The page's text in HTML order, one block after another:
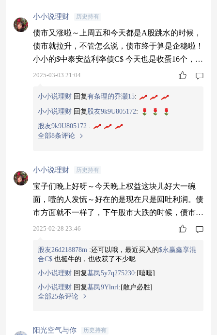
小小说理财 历史持有
债市又涨啦～上周五和今天都是A股跳水的时候，
债市就拉升，不管怎么说，债市终于算是企稳啦！
小小的$中泰安益利率债C$ 今天也是收蛋16个，
$中泰安弘债券C$ 也收蛋11个，固收+那边$中泰双
是进入反弹阶段啦～
#债市缘何突发跳水？该
怎么办？# #债券基金# #十债新低！关注防御型信
用债# #3月A股春季攻势能持续吗？# #AI医疗热度
持续！De
2025-03-03 21:04
小小说理财 回复有条理的乔灏15:
小小说理财 回复 股友9k9U805172:
股友9k9U805172 :
全部8条评论
小小说理财 历史持有
宝子们晚上好呀～今天晚上权益这块儿好大一碗
面，噎的人发慌～好在的是现在只是回吐利润。债
市方面就不一样了，下午股市大跌的时候，债市加
速拉升，最终利率债普遍由雨转晴，俺的$中泰安
不能撼动...不然遇到回调脑壳青痛。 反正呢，压制
了许多天的技术面调整一朝爆发也是好的，下周一
大概率会收复20日线，不然直接吓跑一批技术派，
就真嘎掉了。 好啦，放宽心，周末愉快！
2025-02-28 23:46
股友26d218878m :还可以哦，最近买入的$永赢鑫享混
合C$ 也挺牛的，也收获了不少呢
小小说理财 回复基民5y7q275230: [嘻嘻]
小小说理财 回复基民9Ylnrl : [散户必胜]
全部25条评论
阳光空气与你 历史持有